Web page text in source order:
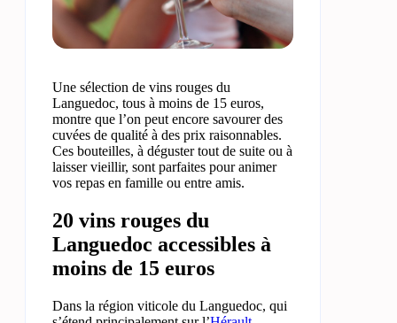
Une sélection de vins rouges du
Languedoc, tous à moins de 15 euros,
montre que l’on peut encore savourer des
cuvées de qualité à des prix raisonnables.
Ces bouteilles, à déguster tout de suite ou à
laisser vieillir, sont parfaites pour animer
vos repas en famille ou entre amis.
20 vins rouges du
Languedoc accessibles à
moins de 15 euros
Dans la région viticole du Languedoc, qui